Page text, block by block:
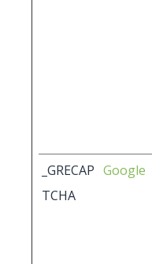
_GRECAP
TCHA
Google